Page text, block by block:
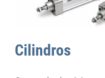
Cilindros